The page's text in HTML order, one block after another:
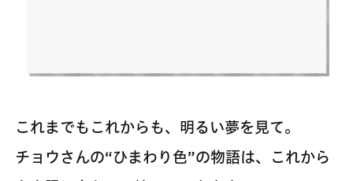
これまでもこれからも、明るい夢を見て。
チョウさんの“ひまわり色”の物語は、これから